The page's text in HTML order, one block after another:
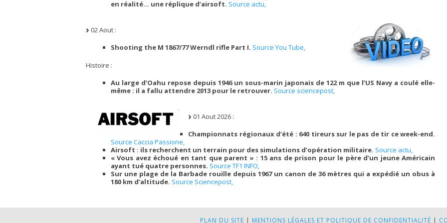
en réalité… une réplique d’airsoft. Source actu,
02 Aout :
Shooting the M 1867/77 Werndl rifle Part I. Source You Tube,
Histoire :
Au large d’Oahu repose depuis 1946 un sous-marin japonais de 122 m que l’US Navy a coulé elle-
même : il a fallu attendre 2013 pour le retrouver. Source sciencepost,
01 Aout 2026 :
Championnats régionaux d’été : 640 tireurs sur le pas de tir ce week-end.
Source Caccia Passione,
Airsoft : ils recherchent un terrain pour des simulations d’opération militaire. Source actu,
« Vous avez échoué en tant que parent » : 15 ans de prison pour le père d’un jeune Américain
ayant tué quatre personnes. Source TF1 INFO,
Sur une plage de la Barbade rouille depuis 1967 un canon de 36 mètres qui a expédié un obus à
180 km d’altitude. Source Sciencepost,
PLAN DU SITE | MENTIONS LÉGALES ET POLITIQUE DE CONFIDENTIALITÉ |